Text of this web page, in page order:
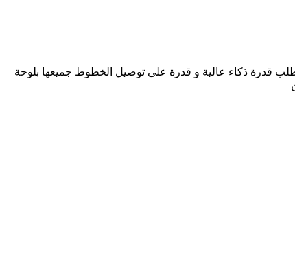
قدرة ذكاء عالية و قدرة على توصيل الخطوط جميعها بلوحة